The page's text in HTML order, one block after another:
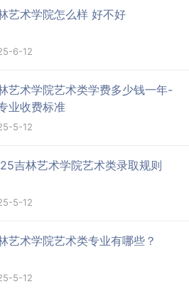
艺术学院怎么样 好不好
6-12
艺术学院艺术类学费多少钱一年-
业收费标准
5-12
吉林艺术学院艺术类录取规则
5-12
艺术学院艺术类专业有哪些？
5-12